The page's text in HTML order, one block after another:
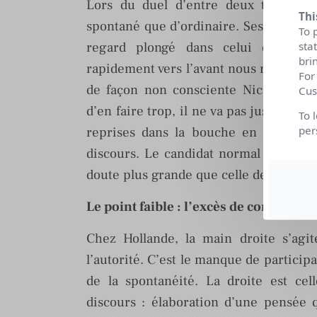
Lors du duel d’entre deux tours,
spontané que d’ordinaire. Ses deux
regard plongé dans celui de
rapidement vers l’avant nous
de façon non consciente Nicolas
d’en faire trop, il ne va pas jusqu’au
reprises dans la bouche en fin de
discours. Le candidat normal est
doute plus grande que celle de celui
Le point faible : l’excès de contrôle
Chez Hollande, la main droite
l’autorité. C’est le manque de
de la spontanéité. La droite est
discours : élaboration d’une
To
To